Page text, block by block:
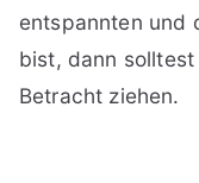
entspannten und
bist, dann
Betracht ziehen.